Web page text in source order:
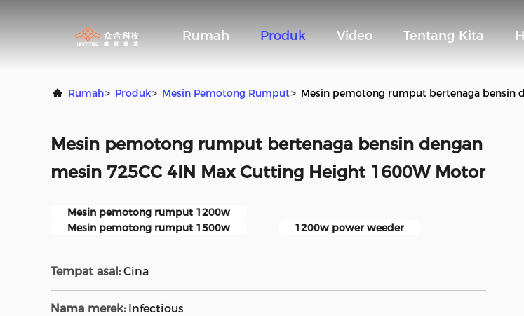
Rumah Produk Video Tentang Kita
Rumah> Produk> Mesin Pemotong Rumput> Mesin pemotong rumput bertenaga bensin
Mesin pemotong rumput bertenaga bensin dengan
mesin 725CC 4IN Max Cutting Height 1600W Motor
Mesin pemotong rumput 1200w
Mesin pemotong rumput 1500w
1200w power weeder
Tempat asal: Cina
Nama merek: Infectious